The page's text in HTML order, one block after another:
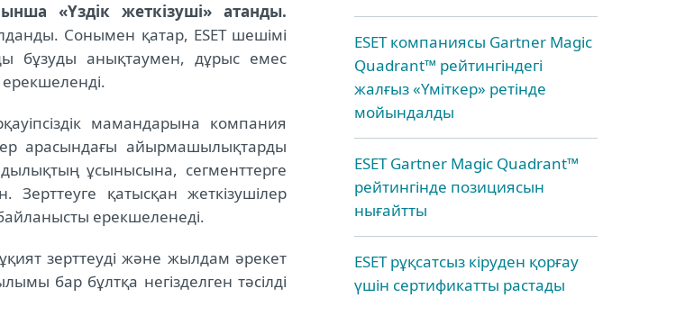
«Үздік жеткізуші» атанды.
Сонымен қатар, ESET шешімі
бұзуды анықтаумен, дұрыс емес
мамандарына компания
арасындағы айырмашылықтарды
ұсынысына, сегменттерге
қатысқан жеткізушілер
ерекшеленеді.
зерттеуді және жылдам әрекет
бар бұлтқа негізделген тәсілді
ESET компаниясы Gartner Magic
Quadrant™ рейтингіндегі
жалғыз «Үміткер» ретінде
мойындалды
ESET Gartner Magic Quadrant™
рейтингінде позициясын
нығайтты
ESET рұқсатсыз кіруден қорғау
үшін сертификатты растады